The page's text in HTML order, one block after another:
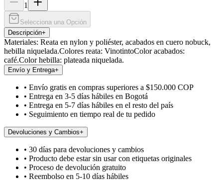
1
Selecciona una Opción
Descripción+
Materiales: Reata en nylon y poliéster, acabados en cuero nobuck,
hebilla niquelada.Colores reata: VinotintoColor acabados:
café.Color hebilla: plateada niquelada.
Envío y Entrega+
• Envío gratis en compras superiores a $150.000 COP
• Entrega en 3-5 días hábiles en Bogotá
• Entrega en 5-7 días hábiles en el resto del país
• Seguimiento en tiempo real de tu pedido
Devoluciones y Cambios+
• 30 días para devoluciones y cambios
• Producto debe estar sin usar con etiquetas originales
• Proceso de devolución gratuito
• Reembolso en 5-10 días hábiles